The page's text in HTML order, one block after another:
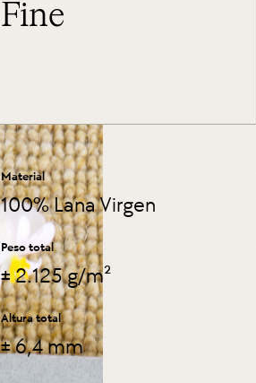
Fine
Material
100% Lana Virgen
Peso total
± 2.125 g/m²
Altura total
± 6,4 mm